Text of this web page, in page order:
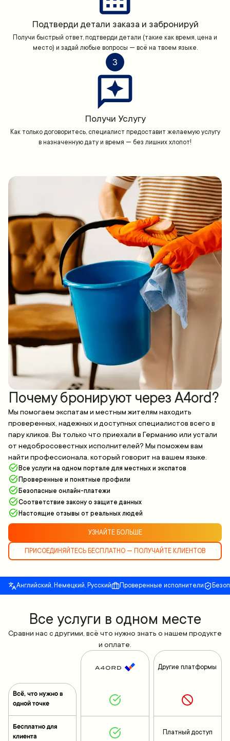
Подтверди детали заказа и забронируй
Получи быстрый ответ, подтверди детали (такие как время, цена и
место) и задай любые вопросы — всё на твоем языке.
3
Получи Услугу
Как только договоритесь, специалист предоставит желаемую услугу
в назначенную дату и время — без лишних хлопот!
Почему бронируют через A4ord?
Мы помогаем экспатам и местным жителям находить
проверенных, надежных и доступных специалистов всего в
пару кликов. Вы только что приехали в Германию или устали
от недобросовестных исполнителей? Мы поможем вам
найти профессионала, который говорит на вашем языке.
Все услуги на одном портале для местных и экспатов
Проверенные и понятные профили
Безопасные онлайн-платежи
Соответствие закону о защите данных
Настоящие отзывы от реальных людей
УЗНАЙТЕ БОЛЬШЕ
ПРИСОЕДИНЯЙТЕСЬ БЕСПЛАТНО — ПОЛУЧАЙТЕ КЛИЕНТОВ
Английский, Немецкий, Русский Проверенные исполнители
Все yслуги в одном месте
Сравни нас с другими, всё что нужно знать о нашем продукте
и оплате.
Всё, что нужно в
одной точке
Бесплатно для
клиента
Другие платформы
Платный доступ